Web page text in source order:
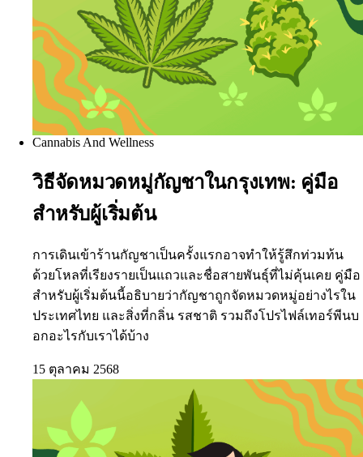
Cannabis And Wellness
วิธีจัดหมวดหมู่กัญชาในกรุงเทพ: คู่มือ
สำหรับผู้เริ่มต้น
การเดินเข้าร้านกัญชาเป็นครั้งแรกอาจทำให้รู้สึกท่วมท้น
ด้วยโหลที่เรียงรายเป็นแถวและชื่อสายพันธุ์ที่ไม่คุ้นเคย คู่มือ
สำหรับผู้เริ่มต้นนี้อธิบายว่ากัญชาถูกจัดหมวดหมู่อย่างไรใน
ประเทศไทย และสิ่งที่กลิ่น รสชาติ รวมถึงโปรไฟล์เทอร์พีนบ
อกอะไรกับเราได้บ้าง
15 ตุลาคม 2568